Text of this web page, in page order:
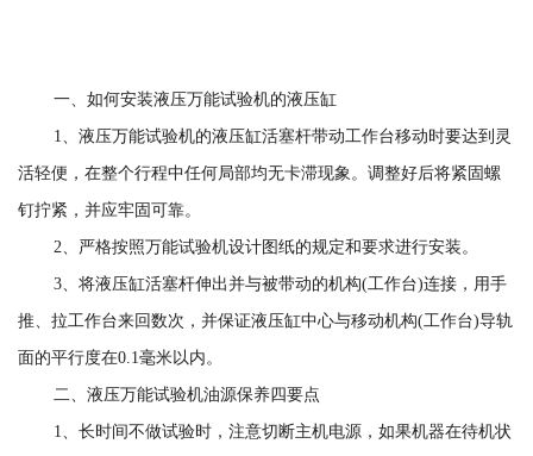
一、如何安装液压万能试验机的液压缸
1、液压万能试验机的液压缸活塞杆带动工作台移动时要达到灵
活轻便，在整个行程中任何局部均无卡滞现象。调整好后将紧固螺
钉拧紧，并应牢固可靠。
2、严格按照万能试验机设计图纸的规定和要求进行安装。
3、将液压缸活塞杆伸出并与被带动的机构(工作台)连接，用手
推、拉工作台来回数次，并保证液压缸中心与移动机构(工作台)导轨
面的平行度在0.1毫米以内。
二、液压万能试验机油源保养四要点
1、长时间不做试验时，注意切断主机电源，如果机器在待机状